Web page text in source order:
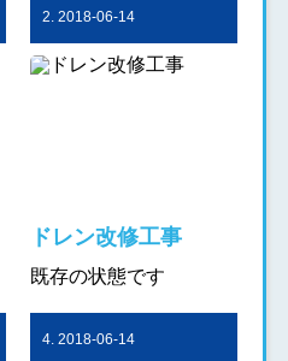
2. 2018-06-14
ドレン改修工事
既存の状態です
4. 2018-06-14